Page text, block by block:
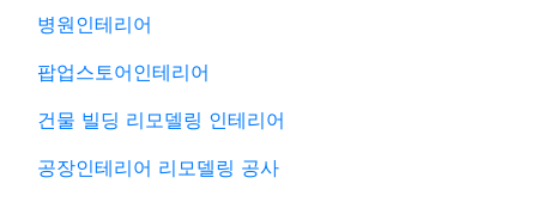
병원인테리어
팝업스토어인테리어
건물 빌딩 리모델링 인테리어
공장인테리어 리모델링 공사